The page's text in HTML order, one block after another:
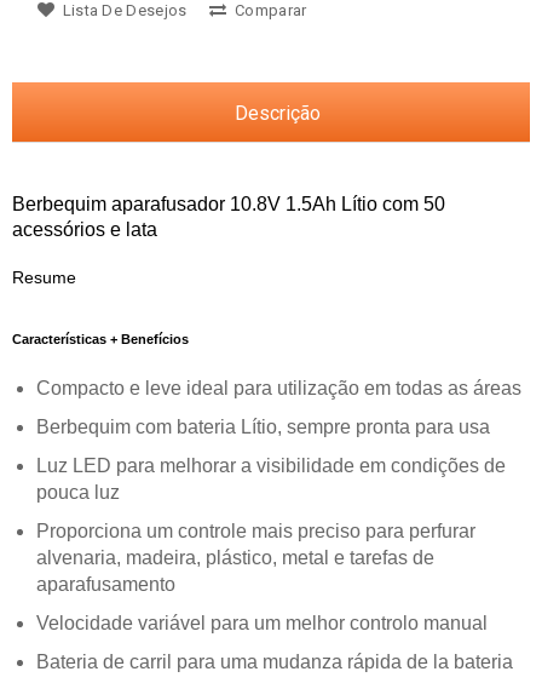
Lista De Desejos Comparar
Descrição
Berbequim aparafusador 10.8V 1.5Ah Lítio com 50
acessórios e lata
Resume
Características + Benefícios
Compacto e leve ideal para utilização em todas as áreas
Berbequim com bateria Lítio, sempre pronta para usa
Luz LED para melhorar a visibilidade em condições de
pouca luz
Proporciona um controle mais preciso para perfurar
alvenaria, madeira, plástico, metal e tarefas de
aparafusamento
Velocidade variável para um melhor controlo manual
Bateria de carril para uma mudanza rápida de la bateria